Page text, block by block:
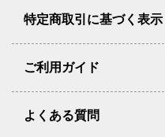
特定商取引に基づく表示
ご利用ガイド
よくある質問